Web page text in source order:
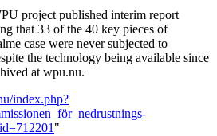
project published interim report
that 33 of the 40 key pieces of
case were never subjected to
the technology being available since
at wpu.nu.
index.php?
"